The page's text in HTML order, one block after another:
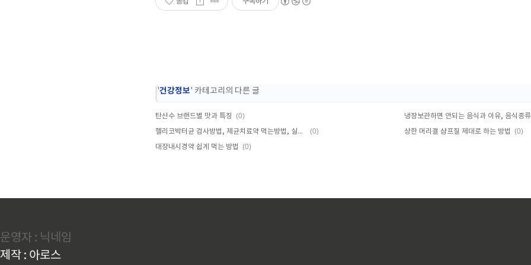
'건강정보' 카테고리의 다른 글
탄산수 브랜드별 맛과 특징 (0)
헬리코박터균 검사방법, 제균치료약 먹는방법, 실비청구하는 방법 (0) 상한 머리결 샴프질 제대로 하는 방법 (0)
대장내시경약 쉽게 먹는 방법 (0)
운영자 : 닉네임
제작 : 아로스